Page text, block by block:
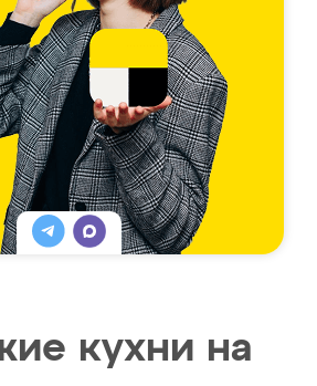
кухни на